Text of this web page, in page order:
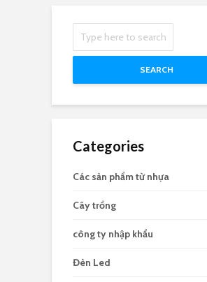
SEARCH
Categories
Các sản phẩm từ nhựa
Cây trồng
công ty nhập khẩu
Đèn Led